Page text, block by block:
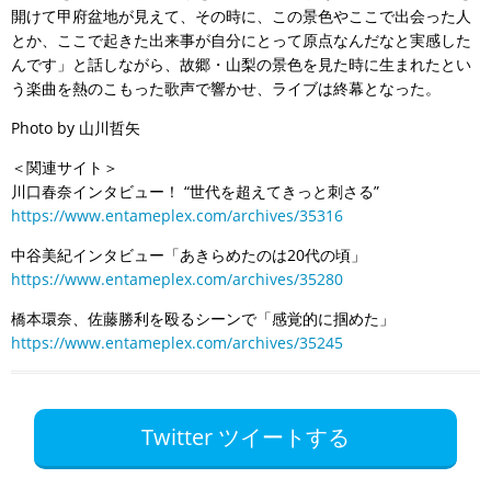
開けて甲府盆地が見えて、その時に、この景色やここで出会った人
とか、ここで起きた出来事が自分にとって原点なんだなと実感した
んです」と話しながら、故郷・山梨の景色を見た時に生まれたとい
う楽曲を熱のこもった歌声で響かせ、ライブは終幕となった。
Photo by 山川哲矢
＜関連サイト＞
川口春奈インタビュー！ “世代を超えてきっと刺さる”
https://www.entameplex.com/archives/35316
中谷美紀インタビュー「あきらめたのは20代の頃」
https://www.entameplex.com/archives/35280
橋本環奈、佐藤勝利を殴るシーンで「感覚的に掴めた」
https://www.entameplex.com/archives/35245
Twitter ツイートする